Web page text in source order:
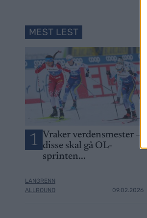
MEST LEST
1 Vraker verdensmester –
disse skal gå OL-
sprinten...
LANGRENN
ALLROUND
09.02.2026